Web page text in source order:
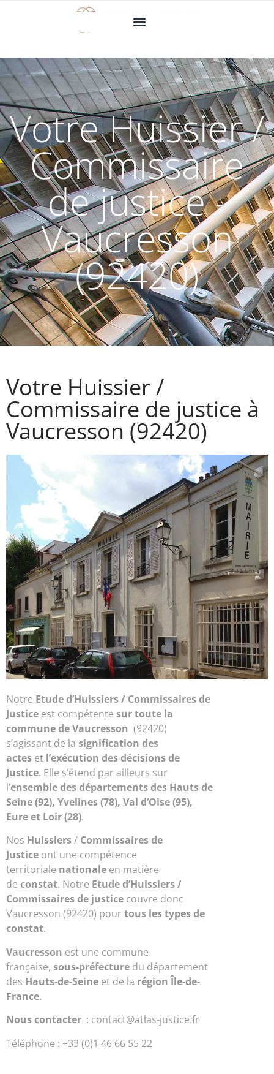
Votre Huissier /
Commissaire
de justice -
Vaucresson
(92420)
Votre Huissier /
Commissaire de justice à
Vaucresson (92420)
Notre Etude d’Huissiers / Commissaires de
Justice est compétente sur toute la
commune de Vaucresson (92420)
s’agissant de la signification des
actes et l’exécution des décisions de
Justice. Elle s’étend par ailleurs sur
l’ensemble des départements des Hauts de
Seine (92), Yvelines (78), Val d’Oise (95),
Eure et Loir (28).
Nos Huissiers/ Commissaires de
Justice ont une compétence
territoriale nationale en matière
de constat. Notre Etude d’Huissiers /
Commissaires de justice couvre donc
Vaucresson (92420) pour tous les types de
constat.
Vaucresson est une commune
française, sous-préfecture du département
des Hauts-de-Seine et de la région Île-de-
France.
Nous contacter : contact@atlas-justice.fr
Téléphone : +33 (0)1 46 66 55 22